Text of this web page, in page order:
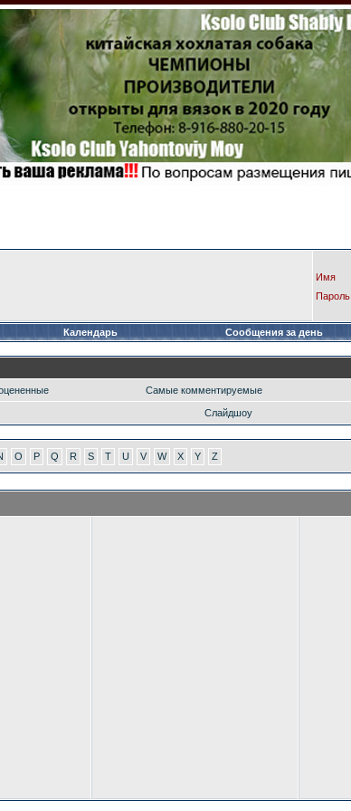
Имя
Пароль
Календарь Сообщения за день
Самые комментируемые
Слайдшоу
O P Q R S T U V W X Y Z